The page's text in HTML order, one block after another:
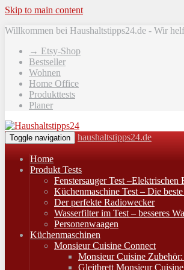
Skip to main content
Willkommen bei Haushaltstipps24.de - Wir
→ Etsy-Shop
Bestseller
Wohnen
Home Office
Produkttests
Planer
Toggle navigation haushaltstipps24.de
Home
Produkt Tests
Fenstersauger Test
Küchenmaschine Test – Die
Der perfekte Radiowecker
Wasserfilter im Test – besseres
Personenwaagen
Küchenmaschinen
Monsieur Cuisine Connect
Monsieur Cuisine
Gleitbrett Monsieur